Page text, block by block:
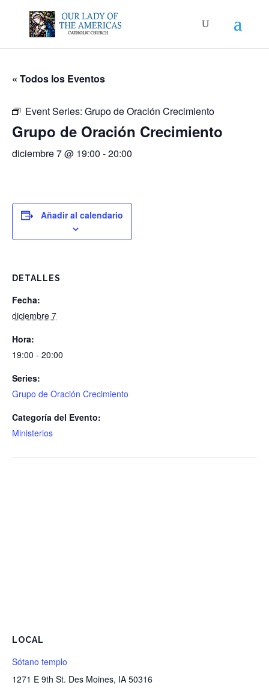
« Todos los Eventos
Event Series: Grupo de Oración Crecimiento
Grupo de Oración Crecimiento
diciembre 7 @ 19:00 -20:00
Añadir al calendario
DETALLES
Fecha:
diciembre 7
Hora:
19:00 - 20:00
Series:
Grupo de Oración Crecimiento
Categoría del Evento:
Ministerios
LOCAL
Sótano templo
1271 E 9th St. Des Moines, IA 50316